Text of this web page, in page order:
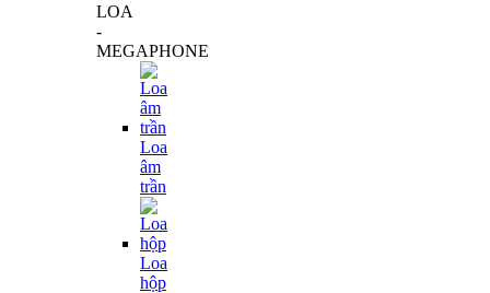
LOA
-
MEGAPHONE
Loa
âm
trần
Loa
hộp